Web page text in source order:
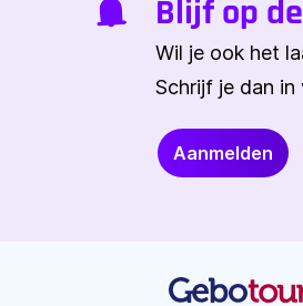
Blijf op
Wil je ook het
Schrijf je dan
Aanmelden